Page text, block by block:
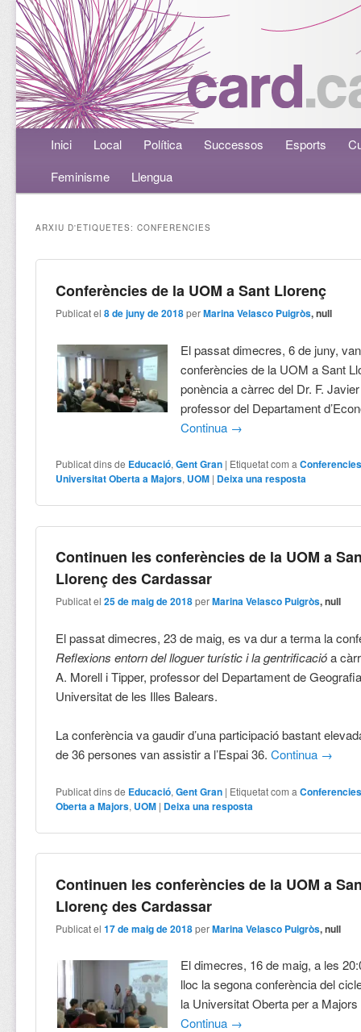
Menú principalAneu al contingut principal
Aneu al contingut secundari
Inici Local Política Successos Esports
Feminisme
Llengua
ARXIU D'ETIQUETES:CONFERENCIES
Conferències de la UOM a Sant Llorenç
Publicat el8 de juny de 2018 perMarina Velasco Puigròs, null
El passat dimecres, 6 de juny,
conferències de la UOM a Sant
ponència a càrrec del Dr. F.
professor del Departament
Continua →
Publicat dins de Educació,Gent Gran | Etiquetat com a
Universitat Oberta a Majors, UOM | Deixa una resposta
Continuen les conferències de la UOM a
Llorenç des Cardassar
Publicat el25 de maig de 2018 perMarina Velasco Puigròs, null
El passat dimecres, 23 de maig, es va dur a terma la
Reflexions entorn del lloguer turístic i la gentrificacióa
A. Morell i Tipper, professor del Departament de
Universitat de les Illes Balears.
La conferència va gaudir d’una participació bastant
de 36 persones van assistir a l’Espai 36.Continua →
Publicat dins de Educació,Gent Gran | Etiquetat com a
Oberta a Majors, UOM | Deixa una resposta
Continuen les conferències de la UOM a
Llorenç des Cardassar
Publicat el17 de maig de 2018 perMarina Velasco Puigròs, null
El dimecres, 16 de maig, a les
lloc la segona conferència del
la Universitat Oberta per a
Continua →